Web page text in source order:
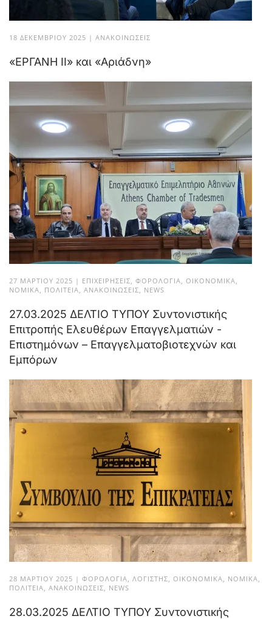
18 ΔΕΚΕΜΒΡΊΟΥ 2025 | ΑΝΑΚΟΙΝΏΣΕΙΣ
«ΕΡΓΑΝΗ ΙΙ» και «Αριάδνη»
27 ΜΑΡΤΊΟΥ 2025 | ΕΠΙΧΕΙΡΉΣΕΙΣ, ΦΟΡΟΛΟΓΊΑ, ΟΙΚΟΝΟΜΙΚΆ,
ΝΟΜΙΚΆ, ΠΟΛΙΤΕΊΑ, ΑΝΑΚΟΙΝΏΣΕΙΣ, NEWS
27.03.2025 ΔΕΛΤΙΟ ΤΥΠΟΥ Συντονιστικής
Επιτροπής Ελευθέρων Επαγγελματιών -
Επιστημόνων – Επαγγελματοβιοτεχνών και
Εμπόρων
28 ΜΑΡΤΊΟΥ 2025 | ΦΟΡΟΛΟΓΊΑ, ΛΟΓΙΣΤΉΣ, ΟΙΚΟΝΟΜΙΚΆ, ΝΟΜΙΚΆ,
ΠΟΛΙΤΕΊΑ, ΑΝΑΚΟΙΝΏΣΕΙΣ, NEWS
28.03.2025 ΔΕΛΤΙΟ ΤΥΠΟΥ Συντονιστικής